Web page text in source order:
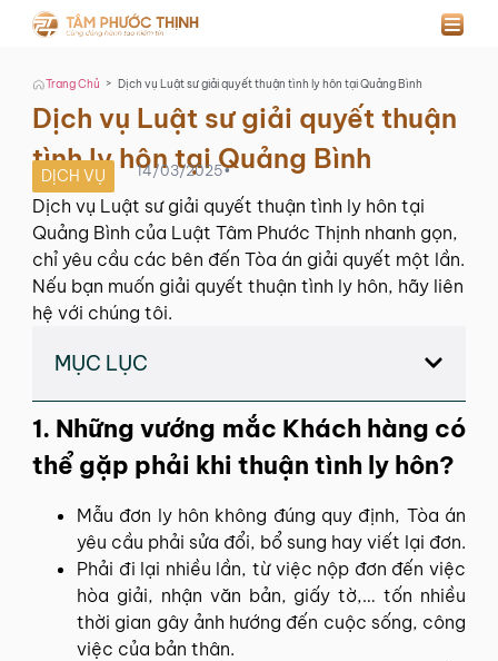
Trang Chủ > Dịch vụ Luật sư giải quyết thuận tình ly hôn tại Quảng Bình
Dịch vụ Luật sư giải quyết thuận
tình ly hôn tại Quảng Bình
DỊCH VỤ 14/03/2025•
Dịch vụ Luật sư giải quyết thuận tình ly hôn tại
Quảng Bình của Luật Tâm Phước Thịnh nhanh gọn,
chỉ yêu cầu các bên đến Tòa án giải quyết một lần.
Nếu bạn muốn giải quyết thuận tình ly hôn, hãy liên
hệ với chúng tôi.
MỤC LỤC
1. Những vướng mắc Khách hàng có
thể gặp phải khi thuận tình ly hôn?
Mẫu đơn ly hôn không đúng quy định, Tòa án
yêu cầu phải sửa đổi, bổ sung hay viết lại đơn.
Phải đi lại nhiều lần, từ việc nộp đơn đến việc
hòa giải, nhận văn bản, giấy tờ,… tốn nhiều
thời gian gây ảnh hướng đến cuộc sống, công
việc của bản thân.